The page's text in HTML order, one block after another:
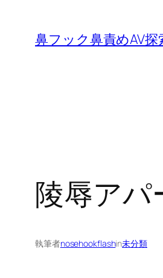
鼻フック鼻責めAV探
陵辱アパ
執筆者nosehookflashin未分類